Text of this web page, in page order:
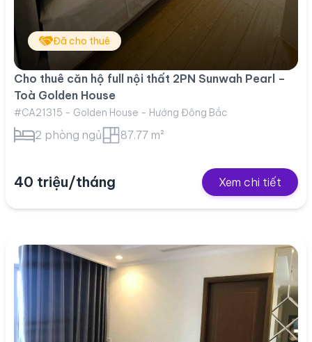
Đã cho thuê
Cho thuê căn hộ full nội thất 2PN Sunwah Pearl –
Toà Golden House
#CA21315 - Golden House - Hướng Đông Bắc
2 phòng ngủ 87.77 m²
40 triệu/tháng Xem chi tiết